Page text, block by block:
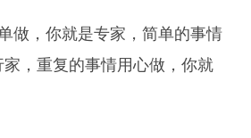
做，你就是专家，简单的事情
，重复的事情用心做，你就